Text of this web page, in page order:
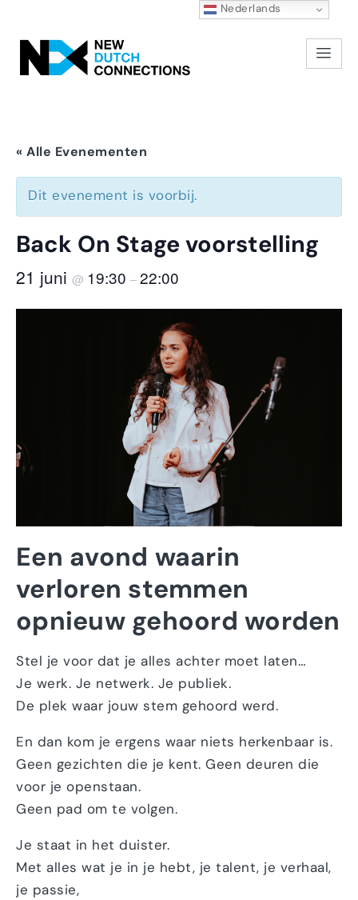
« Alle Evenementen
Dit evenement is voorbij.
Back On Stage voorstelling
21 juni @ 19:30 –22:00
Een avond waarin
verloren stemmen
opnieuw gehoord worden
Stel je voor dat je alles achter moet laten…
Je werk. Je netwerk. Je publiek.
De plek waar jouw stem gehoord werd.
En dan kom je ergens waar niets herkenbaar is.
Geen gezichten die je kent. Geen deuren die
voor je openstaan.
Geen pad om te volgen.
Je staat in het duister.
Met alles wat je in je hebt, je talent, je verhaal,
je passie,
Nederlands